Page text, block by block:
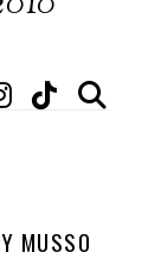
MUSSO